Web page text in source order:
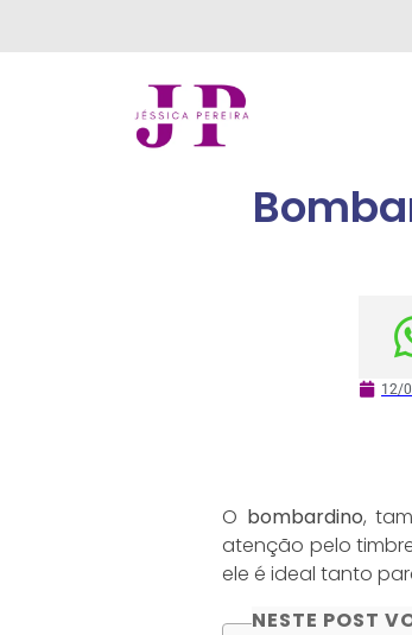
12/
O bombardino,
atenção pelo
ele é ideal tanto
NESTE POST